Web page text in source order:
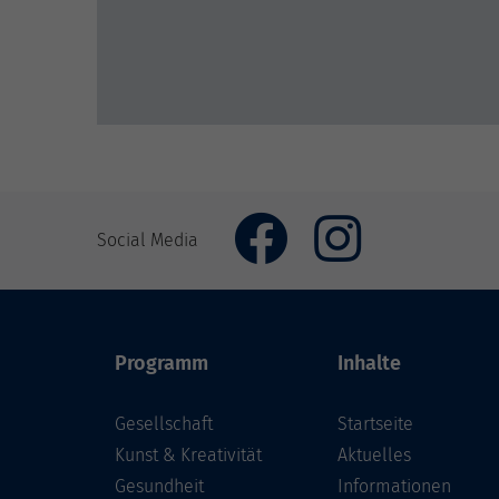
Social Media
Programm
Gesellschaft
Kunst & Kreativität
Gesundheit
Inhalte
Startseite
Aktuelles
Informationen